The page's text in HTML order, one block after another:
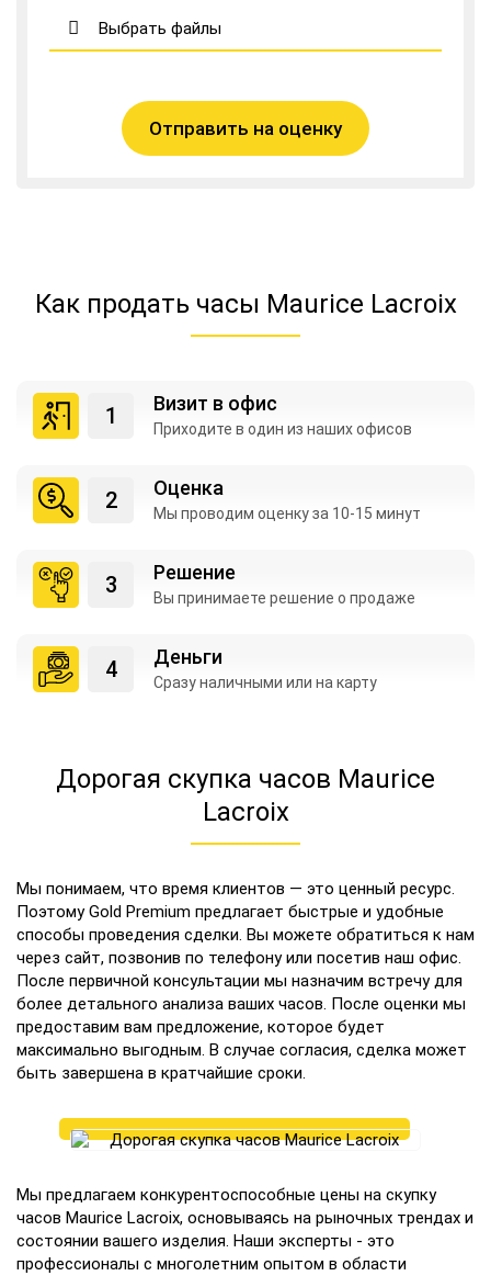
Выбрать файлы
Отправить на оценку
Как продать часы Maurice Lacroix
Визит в офис
Приходите в один из наших офисов
Оценка
Мы проводим оценкуза 10-15 минут
Решение
Вы принимаете решение о продаже
Деньги
Сразу наличными или на карту
Дорогая скупка часов Maurice
Lacroix
Мы понимаем, что время клиентов — это ценный ресурс.
Поэтому Gold Premium предлагает быстрые и удобные
способы проведения сделки. Вы можете обратиться к нам
через сайт, позвонив по телефону или посетив наш офис.
После первичной консультации мы назначим встречу для
более детального анализа ваших часов. После оценки мы
предоставим вам предложение, которое будет
максимально выгодным. В случае согласия, сделка может
быть завершена в кратчайшие сроки.
Мы предлагаем конкурентоспособные цены на скупку
часов Maurice Lacroix, основываясь на рыночных трендах и
состоянии вашего изделия. Наши эксперты - это
профессионалы с многолетним опытом в области